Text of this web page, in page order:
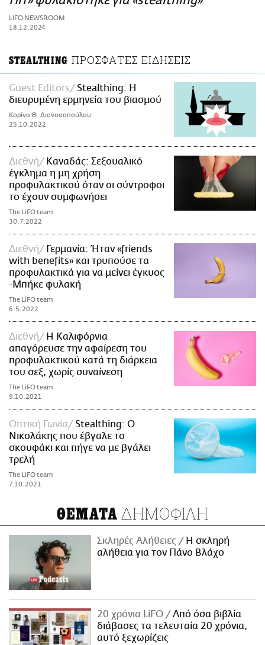
ΑΜΠΑ
PRINT
LIFO NEWSROOM
18.12.2024
STEALTHING ΠΡΟΣΦΑΤΕΣ ΕΙΔΗΣΕΙΣ
Guest Editors
Stealthing: Η
διευρυμένη ερμηνεία του βιασμού
Koρίνα Θ. Διονυσοπούλου
25.10.2022
Διεθνή
Καναδάς: Σεξουαλικό
έγκλημα η μη χρήση
προφυλακτικού όταν οι σύντροφοι
το έχουν συμφωνήσει
The LiFO team
30.7.2022
Διεθνή
Γερμανία: Ήταν «friends
with benefits» και τρυπούσε τα
προφυλακτικά για να μείνει έγκυος
-Μπήκε φυλακή
The LiFO team
6.5.2022
Διεθνή
Η Καλιφόρνια
απαγόρευσε την αφαίρεση του
προφυλακτικού κατά τη διάρκεια
του σεξ, χωρίς συναίνεση
The LiFO team
9.10.2021
Οπτική Γωνία
Stealthing: Ο
Νικολάκης που έβγαλε το
σκουφάκι και πήγε να με βγάλει
τρελή
The LiFO team
7.10.2021
ΘΕΜΑΤΑ ΔΗΜΟΦΙΛΗ
Σκληρές Αλήθειες
H σκληρή
αλήθεια για τον Πάνο Βλάχο
20 χρόνια LiFO
Από όσα βιβλία
διάβασες τα τελευταία 20 χρόνια,
αυτό ξεχωρίζεις